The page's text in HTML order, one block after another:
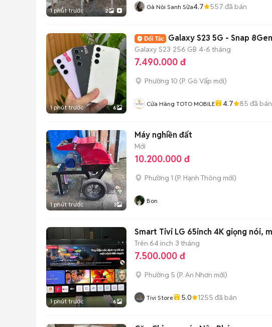
1 phút trước 2 Gà Nòi Sanh Sữa4.7 557 đã bán
1 phút trước 6
Galaxy S23 5G - Snap
Galaxy S23 256 GB 4-6 tháng
7.490.000 đ
Phường 10 (P. Gò Vấp mới)
Cửa Hàng TOTO MOBILE 4.7 85 đã bán
1 phút trước 3
Máy nghiền đất
Mới
10.200.000 đ
Phường 1 (P. Hạnh Thông mới)
Bon
1 phút trước 6
Smart Tivi LG 65inch 4K giọng nói,
Trên 64 inch 3 tháng
7.500.000 đ
Phường 5 (P. An Nhơn mới)
Tivi Store 5.0 1255 đã bán